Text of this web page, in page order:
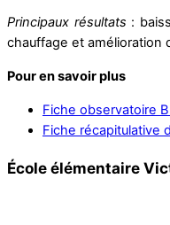
Principaux résultats :
chauffage et amélioration
Pour en savoir plus
Fiche observatoire
Fiche récapitulative
École élémentaire